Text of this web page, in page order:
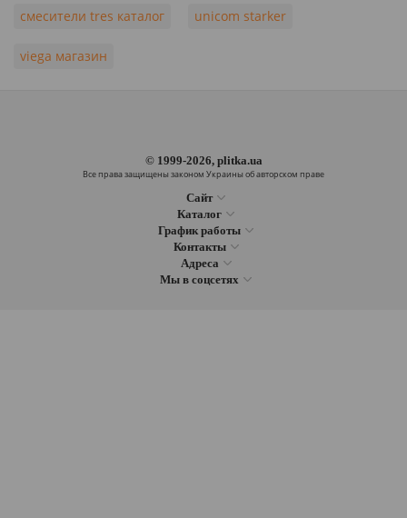
смесители tres каталог unicom starker
viega магазин
© 1999-2026, plitka.ua
Все права защищены законом Украины об авторском праве
Сайт
Каталог
График работы
Контакты
Адреса
Мы в соцсетях